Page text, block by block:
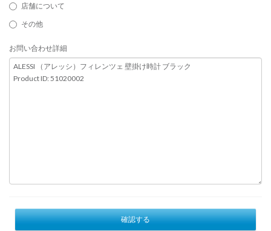
店舗について
その他
お問い合わせ詳細
確認する